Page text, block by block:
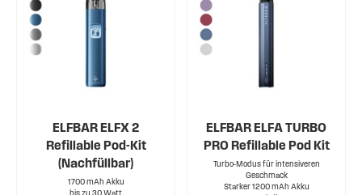
ELFBAR ELFX 2
Refillable Pod-Kit
(Nachfüllbar)
1700 mAh Akku
ELFBAR ELFA TURBO
PRO Refillable Pod Kit
Turbo-Modus für intensiveren
Geschmack
Starker 1200 mAh Akku